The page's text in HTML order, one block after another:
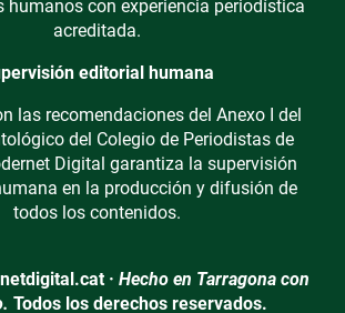
humanos con experiencia periodística
acreditada.
editorial humana
las recomendaciones del Anexo I del
del Colegio de Periodistas de
Digital garantiza la supervisión
en la producción y difusión de
todos los contenidos.
· Hecho en Tarragona con
Todos los derechos reservados.